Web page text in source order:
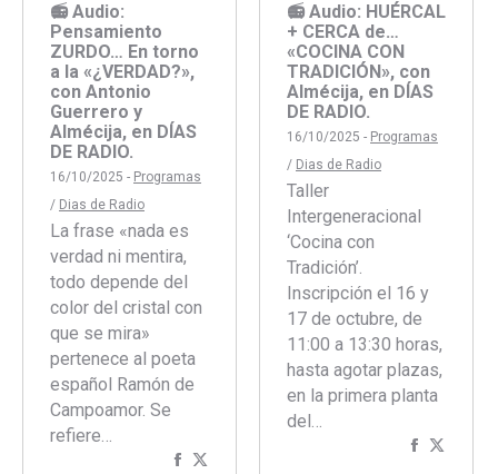
📻 Audio:
Pensamiento
ZURDO… En torno
a la «¿VERDAD?»,
con Antonio
Guerrero y
Almécija, en DÍAS
DE RADIO.
16/10/2025 - Programas
/ Dias de Radio
La frase «nada es
verdad ni mentira,
todo depende del
color del cristal con
que se mira»
pertenece al poeta
español Ramón de
Campoamor. Se
refiere…
Compartir
📻 Audio: HUÉRCAL
+ CERCA de…
«COCINA CON
TRADICIÓN», con
Almécija, en DÍAS
DE RADIO.
16/10/2025 - Programas
/ Dias de Radio
Taller
Intergeneracional
‘Cocina con
Tradición’.
Inscripción el 16 y
17 de octubre, de
11:00 a 13:30 horas,
hasta agotar plazas,
en la primera planta
del…
Compartir